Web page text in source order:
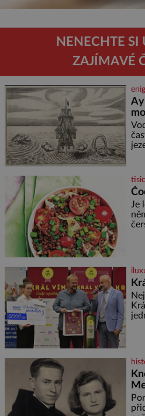
NENECHTE SI
ZAJÍMAVÉ
Je